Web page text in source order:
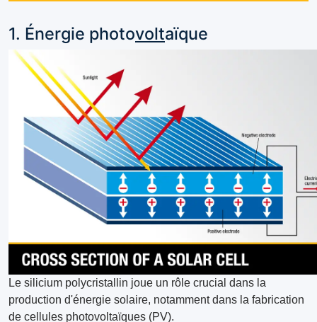
1. Énergie photovoltaïque
Le silicium polycristallin joue un rôle crucial dans la
production d'énergie solaire, notamment dans la fabrication
de cellules photovoltaïques (PV).